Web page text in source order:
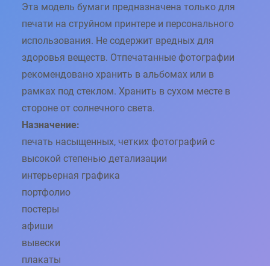
а
в
л
я
а
8
4
0
€
Эта модель бумаги предназначена только для
печати на струйном принтере и персонального
использования. Не содержит вредных для
здоровья веществ. Отпечатанные фотографии
рекомендовано хранить в альбомах или в
рамках под стеклом. Хранить в сухом месте в
стороне от солнечного света.
Назначение:
печать насыщенных, четких фотографий с
высокой степенью детализации
интерьерная графика
портфолио
постеры
афиши
вывески
плакаты